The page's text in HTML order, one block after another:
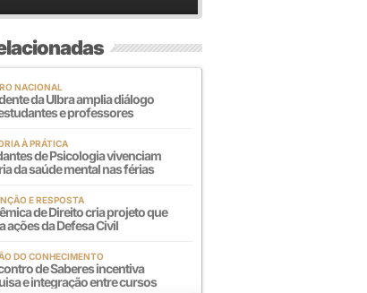
NACIONAL
da Ulbra amplia diálogo
e professores
À PRÁTICA
de Psicologia vivenciam
da saúde mental nas férias
E RESPOSTA
de Direito cria projeto que
ações da Defesa Civil
DO CONHECIMENTO
de Saberes incentiva
e integração entre cursos